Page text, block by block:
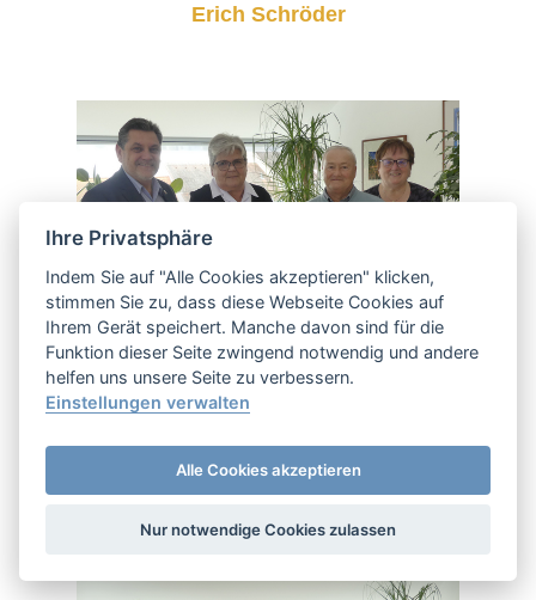
Erich Schröder
GOLDENE HOCHZEIT
IM STADTAMT
Maria & Leopold Göd
Ihre Privatsphäre
Indem Sie auf "Alle Cookies akzeptieren" klicken,
stimmen Sie zu, dass diese Webseite Cookies auf
Ihrem Gerät speichert. Manche davon sind für die
Funktion dieser Seite zwingend notwendig und andere
helfen uns unsere Seite zu verbessern.
Einstellungen verwalten
Alle Cookies akzeptieren
Nur notwendige Cookies zulassen